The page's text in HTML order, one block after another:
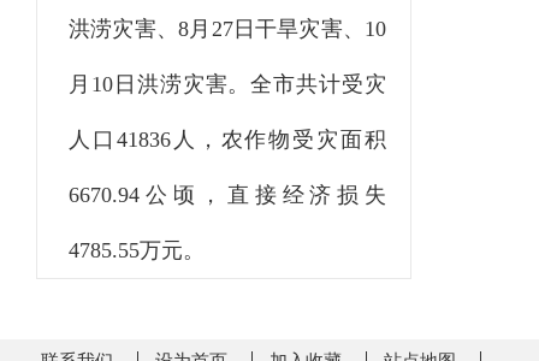
洪涝灾害、8月27日干旱灾害、10
月10日洪涝灾害。全市共计受灾
人口41836人，农作物受灾面积
6670.94公顷，直接经济损失
4785.55万元。